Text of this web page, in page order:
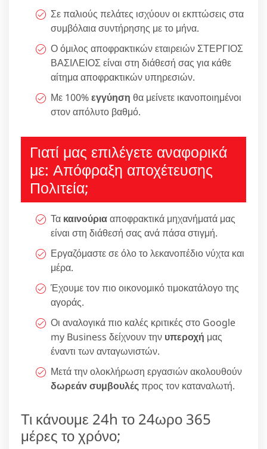
Σε παλιούς πελάτες ισχύουν οι εκπτώσεις στα
συμβόλαια συντήρησης με το μήνα.
Ο όμιλος αποφρακτικών εταιρειών ΣΤΕΡΓΙΟΣ
ΒΑΣΙΛΕΙΟΣ είναι στη διάθεσή σας για κάθε
αίτημα αποφρακτικών υπηρεσιών.
Με 100%εγγύηση θα μείνετε ικανοποιημένοι
στον απόλυτο βαθμό.
Γιατί μας επιλέγετε αναφορικά
με: Απόφραξη αποχέτευσης
Πολιτεία;
Τα καινούριααποφρακτικά μηχανήματά μας
είναι στη διάθεσή σας ανά πάσα στιγμή.
Εργαζόμαστε σε όλο το λεκανοπέδιο νύχτα και
μέρα.
Έχουμε τον πιο οικονομικό τιμοκατάλογο της
αγοράς.
Οι αναλογικά πιο καλές κριτικές στο Google
my Business δείχνουν την υπεροχή μας
έναντι των ανταγωνιστών.
Μετά την ολοκλήρωση εργασιών ακολουθούν
δωρεάν συμβουλέςπρος τον καταναλωτή.
Τι κάνουμε 24h το 24ωρο 365
μέρες το χρόνο;